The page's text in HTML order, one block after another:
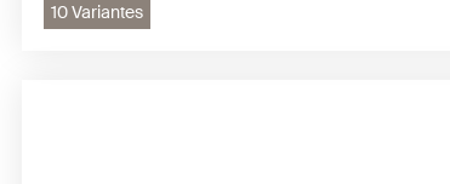
10 Variantes